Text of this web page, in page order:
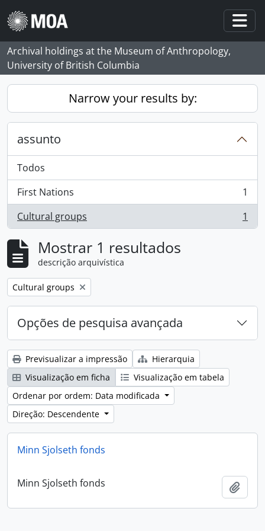
Skip to main content
Archival holdings at the Museum of Anthropology,
University of British Columbia
Narrow your results by:
assunto
Todos
First Nations
, 1 resultados
1
Cultural groups
, 1 resultados 1
Mostrar 1 resultados
descrição arquivística
Remove filter:
Cultural groups
Opções de pesquisa avançada
Previsualizar a impressão
Hierarquia
Visualização em ficha
Visualização em tabela
Ordenar por ordem: Data modificada
Direção: Descendente
Minn Sjolseth fonds
Minn Sjolseth fonds